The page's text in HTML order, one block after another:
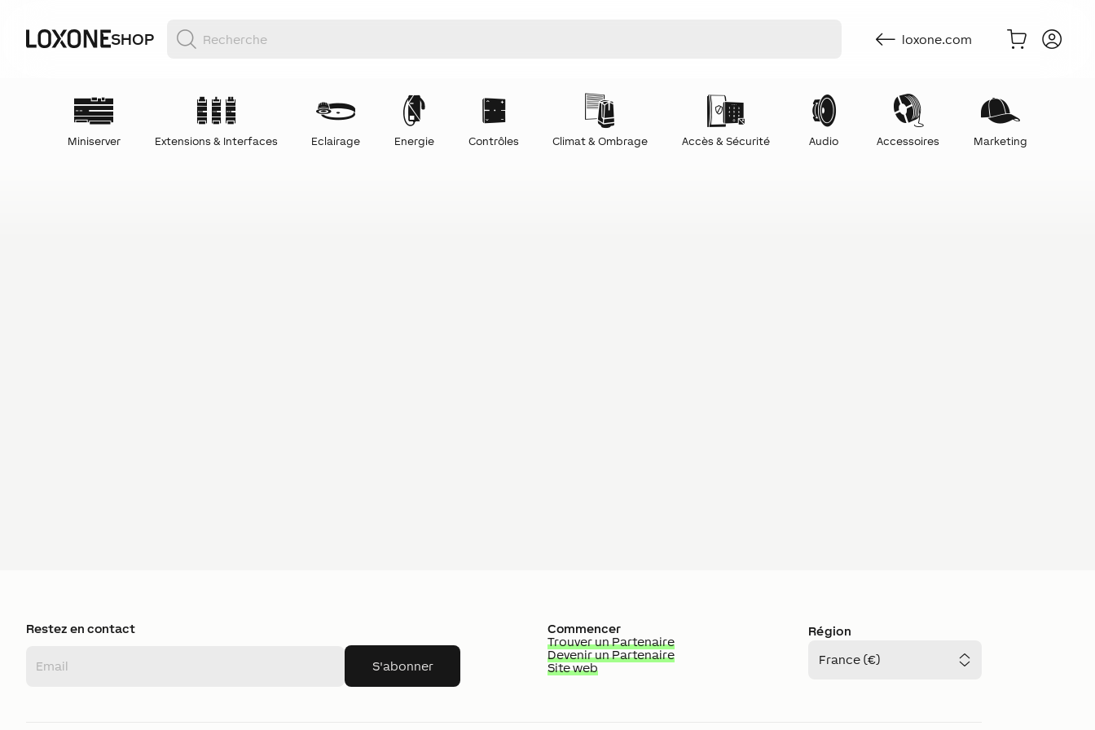
SHOP loxone.com
Miniserver Extensions & Interfaces Eclairage Energie Contrôles Climat & Ombrage Accès & Sécurité Audio Accessoires Marketing
Restez en contact
S'abonner
Commencer
Trouver un Partenaire
Devenir un Partenaire
Site web
Région
France (€)